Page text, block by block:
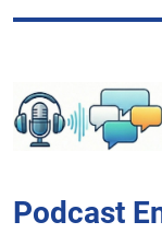
Podcast